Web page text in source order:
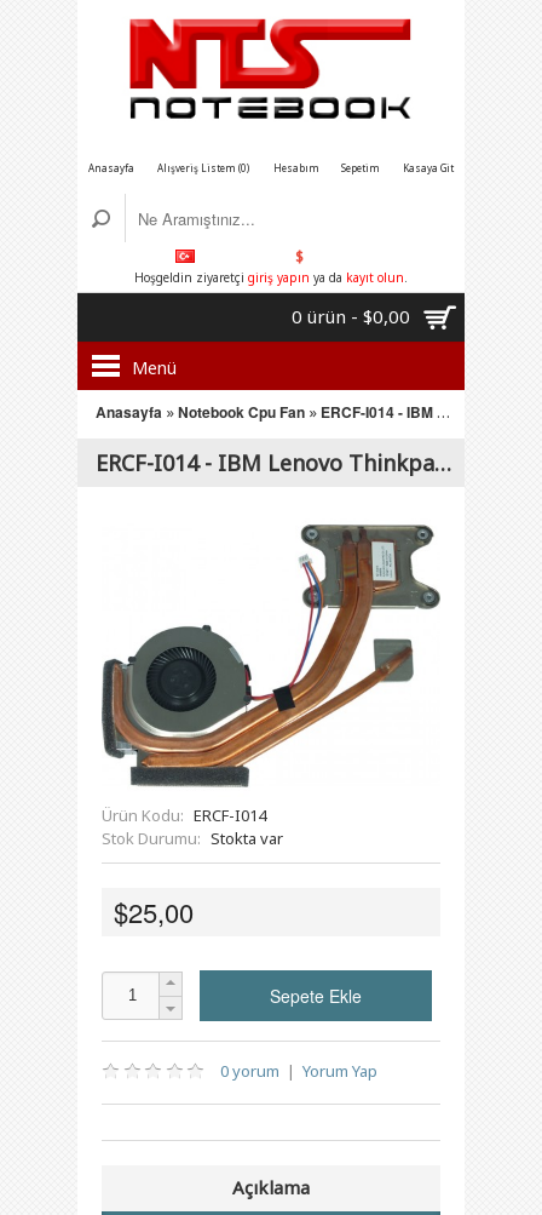
Anasayfa Alışveriş Listem (0) Hesabım Sepetim Kasaya Git
$
Hoşgeldin ziyaretçi giriş yapın ya da kayıt olun.
0 ürün - $0,00
Menü
Anasayfa »Notebook Cpu Fan » ERCF-I014 - IBM Lenovo Thinkpad T410 Serisi Notebook Cpu Soğutucu Fan
ERCF-I014 - IBM Lenovo Thinkpad T410 Serisi Notebook Cpu Soğutucu Fan
Ürün Kodu: ERCF-I014
Stok Durumu: Stokta var
$25,00
0 yorum | Yorum Yap
Açıklama